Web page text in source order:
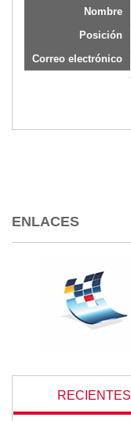
Nombre
Posición
Correo electrónico
ENLACES
RECIENTES